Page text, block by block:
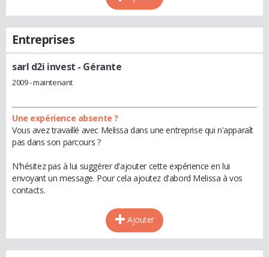
Entreprises
sarl d2i invest - Gérante
2009 - maintenant
Une expérience absente ?
Vous avez travaillé avec Melissa dans une entreprise qui n'apparaît
pas dans son parcours ?
N'hésitez pas à lui suggérer d'ajouter cette expérience en lui
envoyant un message. Pour cela ajoutez d'abord Melissa à vos
contacts.
Ajouter